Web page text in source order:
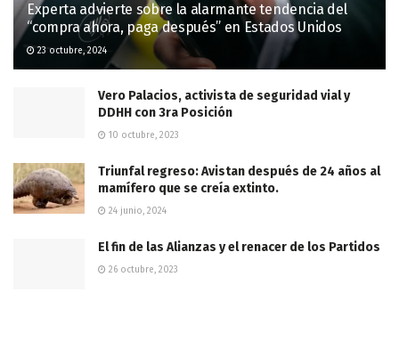
Experta advierte sobre la alarmante tendencia del
“compra ahora, paga después” en Estados Unidos
23 octubre, 2024
Vero Palacios, activista de seguridad vial y
DDHH con 3ra Posición
10 octubre, 2023
Triunfal regreso: Avistan después de 24 años al
mamífero que se creía extinto.
24 junio, 2024
El fin de las Alianzas y el renacer de los Partidos
26 octubre, 2023